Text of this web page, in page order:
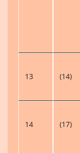
13 (14)
14 (17)